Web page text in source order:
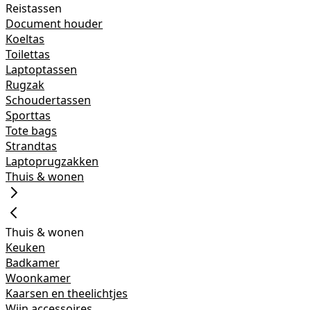
Reistassen
Document houder
Koeltas
Toilettas
Laptoptassen
Rugzak
Schoudertassen
Sporttas
Tote bags
Strandtas
Laptoprugzakken
Thuis & wonen
Thuis & wonen
Keuken
Badkamer
Woonkamer
Kaarsen en theelichtjes